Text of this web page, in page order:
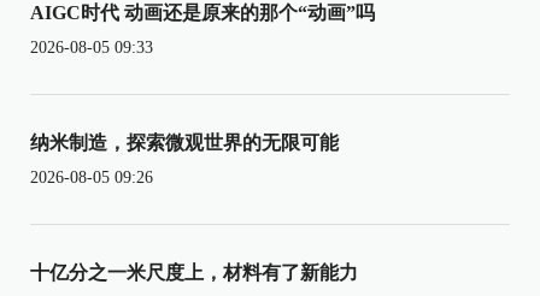
AIGC时代 动画还是原来的那个“动画”吗
2026-08-05 09:33
纳米制造，探索微观世界的无限可能
2026-08-05 09:26
十亿分之一米尺度上，材料有了新能力